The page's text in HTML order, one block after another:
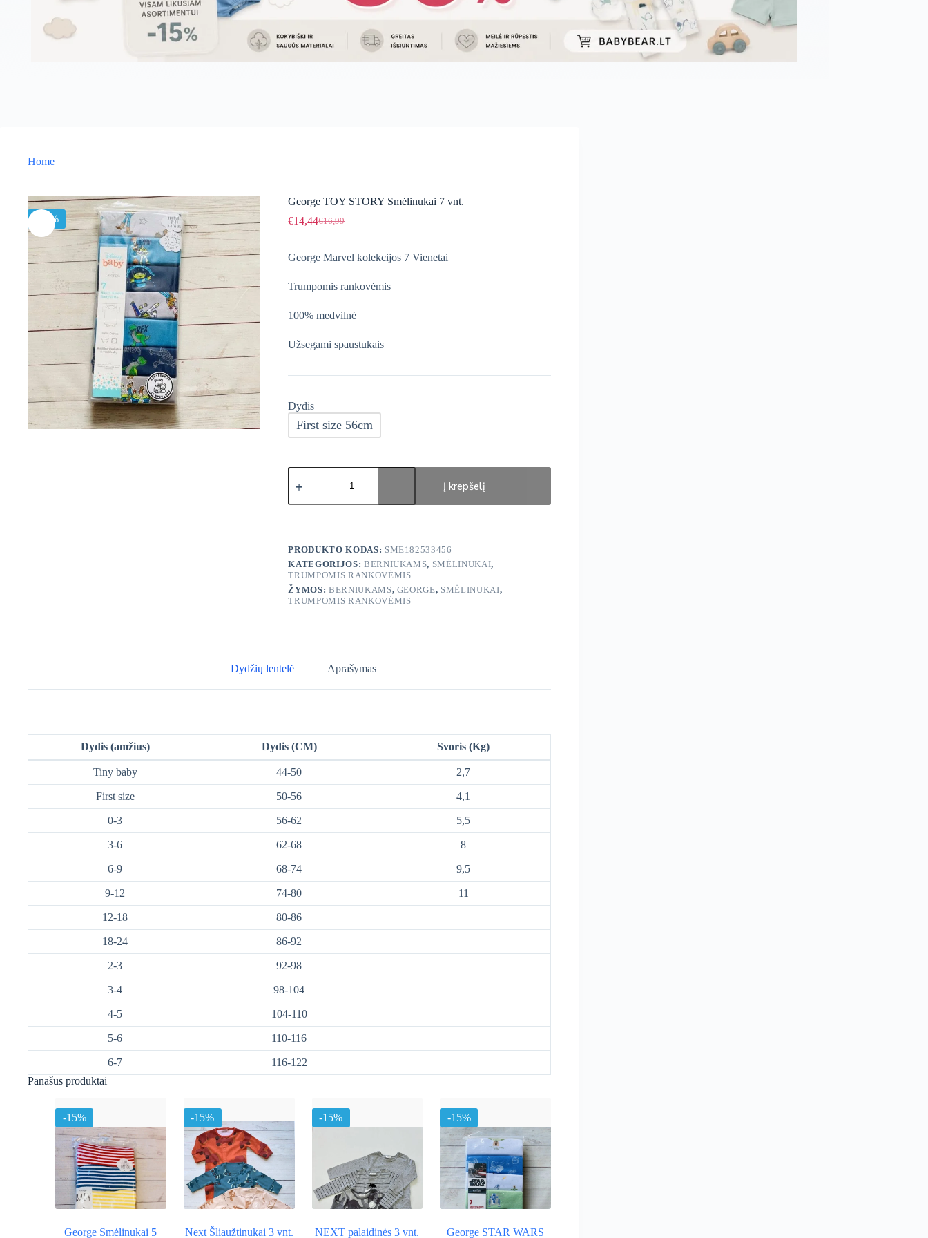
Home
-15%
George TOY STORY Smėlinukai 7 vnt.
€16,99
Original
was:
€16,99.
€14,44Current
is:
€14,44.
George Marvel kolekcijos 7 Vienetai
Trumpomis rankovėmis
100% medvilnė
Užsegami spaustukais
Dydis
First size 56cm
produkto
kiekis:
TOY
STORY
vnt.
Į krepšelį
PRODUKTO KODAS: SME182533456
KATEGORIJOS: BERNIUKAMS, SMĖLINUKAI,
TRUMPOMIS RANKOVĖMIS
ŽYMOS:BERNIUKAMS, GEORGE, SMĖLINUKAI,
TRUMPOMIS RANKOVĖMIS
Dydžių lentelė Aprašymas
Dydis (amžius) Dydis (CM) Svoris (Kg)
Tiny baby 44-50 2,7
First size 50-56 4,1
0-3 56-62 5,5
3-6 62-68 8
6-9 68-74 9,5
9-12 74-80 11
12-18 80-86
18-24 86-92
2-3 92-98
3-4 98-104
4-5 104-110
5-6 110-116
6-7
116-122
Panašūs produktai
-15%
George Smėlinukai 5
-15%
Next Šliaužtinukai 3 vnt.
-15%
NEXT palaidinės 3 vnt.
-15%
George STAR WARS